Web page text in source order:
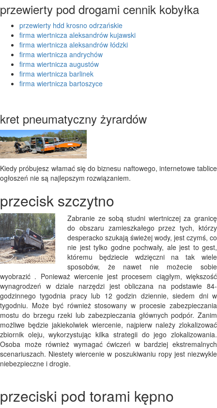
przewierty pod drogami cennik kobyłka
przewierty hdd krosno odrzańskie
firma wiertnicza aleksandrów kujawski
firma wiertnicza aleksandrów łódzki
firma wiertnicza andrychów
firma wiertnicza augustów
firma wiertnicza barlinek
firma wiertnicza bartoszyce
kret pneumatyczny żyrardów
Kiedy próbujesz włamać się do biznesu naftowego, internetowe tablice
ogłoszeń nie są najlepszym rozwiązaniem.
przecisk szczytno
Zabranie ze sobą studni wiertniczej za granicę
do obszaru zamieszkałego przez tych, którzy
desperacko szukają świeżej wody, jest czymś, co
nie jest tylko godne pochwały, ale jest to gest,
któremu będziecie wdzięczni na tak wiele
sposobów, że nawet nie możecie sobie
wyobrazić . Ponieważ wiercenie jest procesem ciągłym, większość
wynagrodzeń w dziale narzędzi jest obliczana na podstawie 84-
godzinnego tygodnia pracy lub 12 godzin dziennie, siedem dni w
tygodniu. Może być również stosowany w procesie zabezpieczania
mostu do brzegu rzeki lub zabezpieczania głównych podpór. Zanim
możliwe będzie jakiekolwiek wiercenie, najpierw należy zlokalizować
zbiornik oleju, wykorzystując kilka strategii do jego zlokalizowania.
Osoba może również wymagać ćwiczeń w bardziej ekstremalnych
scenariuszach. Niestety wiercenie w poszukiwaniu ropy jest niezwykle
niebezpieczne i drogie.
przeciski pod torami kępno